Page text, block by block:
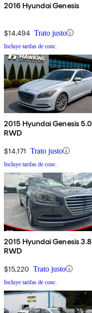
2016 Hyundai Genesis
$14,494 Trato justo
Incluye tarifas de conc.
2015 Hyundai Genesis 5.0
RWD
$14,171 Trato justo
Incluye tarifas de conc.
2015 Hyundai Genesis 3.8
RWD
$15,220 Trato justo
Incluye tarifas de conc.